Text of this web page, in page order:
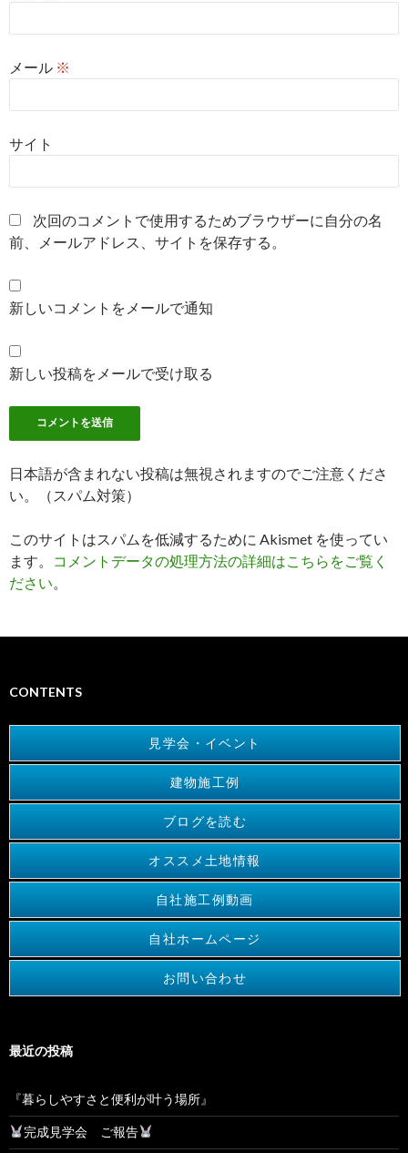
メール ※
サイト
次回のコメントで使用するためブラウザーに自分の名
前、メールアドレス、サイトを保存する。
新しいコメントをメールで通知
新しい投稿をメールで受け取る
日本語が含まれない投稿は無視されますのでご注意くださ
い。（スパム対策）
このサイトはスパムを低減するために Akismet を使ってい
ます。
コメントデータの処理方法の詳細はこちらをご覧く
ださい。
CONTENTS
見学会・イベント
建物施工例
ブログを読む
オススメ土地情報
自社施工例動画
自社ホームページ
お問い合わせ
最近の投稿
『暮らしやすさと便利が叶う場所』
完成見学会 ご報告